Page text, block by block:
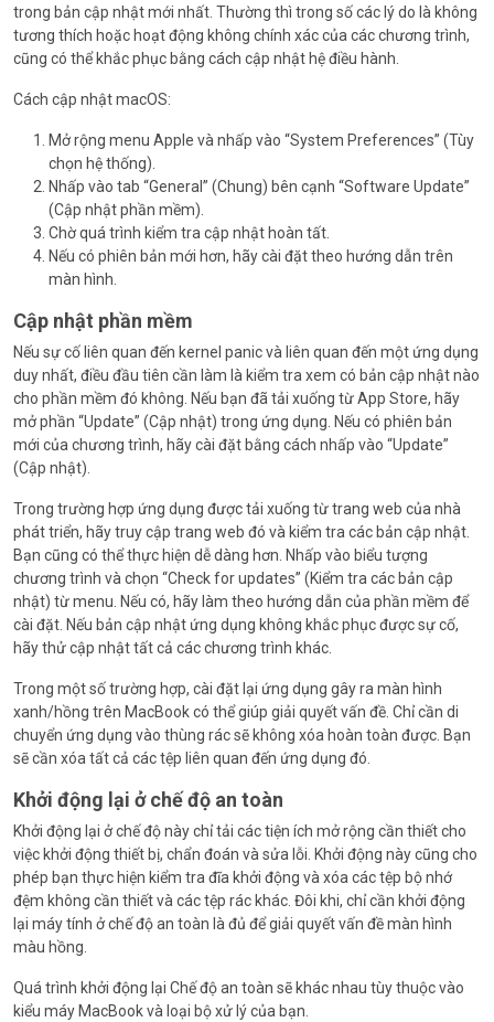
trong bản cập nhật mới nhất. Thường thì trong số các lý do là không
tương thích hoặc hoạt động không chính xác của các chương trình,
cũng có thể khắc phục bằng cách cập nhật hệ điều hành.
Cách cập nhật macOS:
Mở rộng menu Apple và nhấp vào “System Preferences” (Tùy
chọn hệ thống).
Nhấp vào tab “General” (Chung) bên cạnh “Software Update”
(Cập nhật phần mềm).
Chờ quá trình kiểm tra cập nhật hoàn tất.
Nếu có phiên bản mới hơn, hãy cài đặt theo hướng dẫn trên
màn hình.
Cập nhật phần mềm
Nếu sự cố liên quan đến kernel panic và liên quan đến một ứng dụng
duy nhất, điều đầu tiên cần làm là kiểm tra xem có bản cập nhật nào
cho phần mềm đó không. Nếu bạn đã tải xuống từ App Store, hãy
mở phần “Update” (Cập nhật) trong ứng dụng. Nếu có phiên bản
mới của chương trình, hãy cài đặt bằng cách nhấp vào “Update”
(Cập nhật).
Trong trường hợp ứng dụng được tải xuống từ trang web của nhà
phát triển, hãy truy cập trang web đó và kiểm tra các bản cập nhật.
Bạn cũng có thể thực hiện dễ dàng hơn. Nhấp vào biểu tượng
chương trình và chọn “Check for updates” (Kiểm tra các bản cập
nhật) từ menu. Nếu có, hãy làm theo hướng dẫn của phần mềm để
cài đặt. Nếu bản cập nhật ứng dụng không khắc phục được sự cố,
hãy thử cập nhật tất cả các chương trình khác.
Trong một số trường hợp, cài đặt lại ứng dụng gây ra màn hình
xanh/hồng trên MacBook có thể giúp giải quyết vấn đề. Chỉ cần di
chuyển ứng dụng vào thùng rác sẽ không xóa hoàn toàn được. Bạn
sẽ cần xóa tất cả các tệp liên quan đến ứng dụng đó.
Khởi động lại ở chế độ an toàn
Khởi động lại ở chế độ này chỉ tải các tiện ích mở rộng cần thiết cho
việc khởi động thiết bị, chẩn đoán và sửa lỗi. Khởi động này cũng cho
phép bạn thực hiện kiểm tra đĩa khởi động và xóa các tệp bộ nhớ
đệm không cần thiết và các tệp rác khác. Đôi khi, chỉ cần khởi động
lại máy tính ở chế độ an toàn là đủ để giải quyết vấn đề màn hình
màu hồng.
Quá trình khởi động lại Chế độ an toàn sẽ khác nhau tùy thuộc vào
kiểu máy MacBook và loại bộ xử lý của bạn.